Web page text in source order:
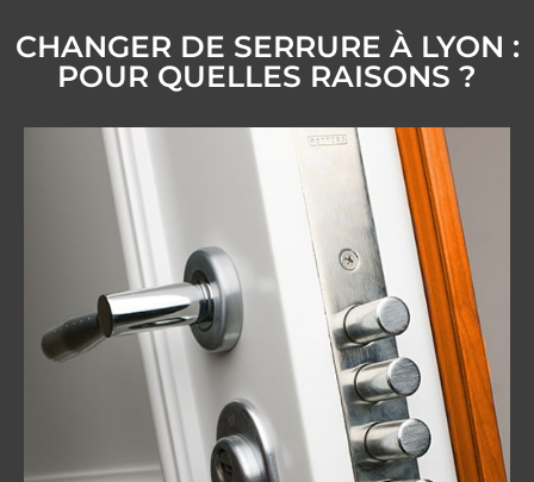
CHANGER DE SERRURE À LYON :
POUR QUELLES RAISONS ?